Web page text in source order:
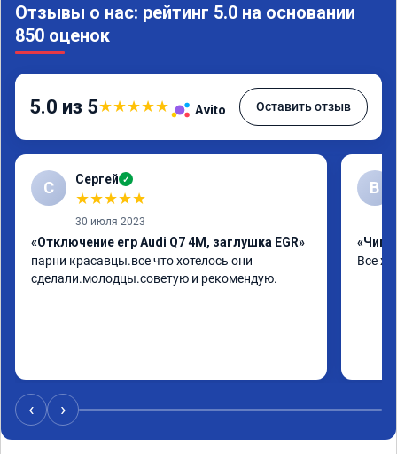
Отзывы о нас: рейтинг 5.0 на основании
850 оценок
5.0 из 5★★★★★ Avito Оставить отзыв
С Сергей ✓
★★★★★
30 июля 2023
«Отключение егр Audi Q7 4M, заглушка EGR»
парни красавцы.все что хотелось они
сделали.молодцы.советую и рекомендую.
В
«Чип
Все
‹ ›